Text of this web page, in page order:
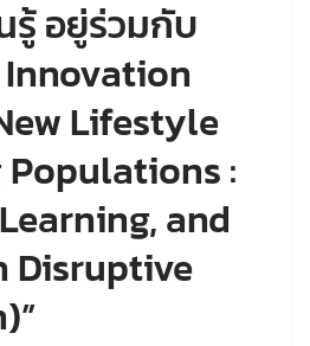
รู้ อยู่ร่วมกับ
Lifestyle
:
and
Disruptive